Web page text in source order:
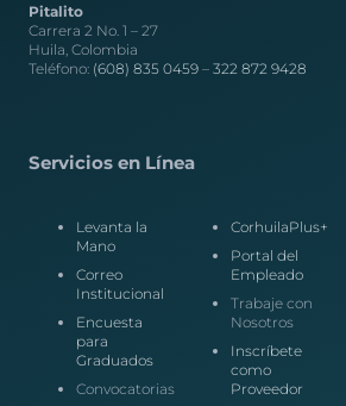
Pitalito
Carrera 2 No. 1 – 27
Huila, Colombia
Teléfono: (608) 835 0459 – 322 872 9428
Servicios en Línea
Levanta la
Mano
Correo
Institucional
Encuesta
para
Graduados
Convocatorias
CorhuilaPlus+
Portal del
Empleado
Trabaje con
Nosotros
Inscríbete
como
Proveedor